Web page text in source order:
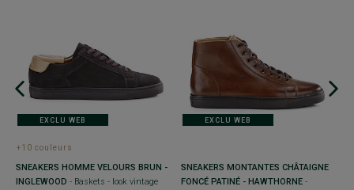
EXCLU WEB
+10 couleurs
SNEAKERS HOMME VELOURS BRUN -
INGLEWOOD - Baskets - look vintage
EXCLU WEB
SNEAKERS MONTANTES CHÂTAIGNE
FONCÉ PATINÉ - HAWTHORNE -